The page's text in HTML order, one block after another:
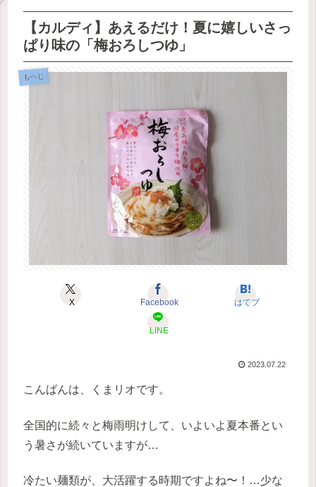
【カルディ】あえるだけ！夏に嬉しいさっ
ぱり味の「梅おろしつゆ」
もへじ
X Facebook はてブ
LINE
2023.07.22
こんばんは、くまリオです。
全国的に続々と梅雨明けして、いよいよ夏本番とい
う暑さが続いていますが…
冷たい麺類が、大活躍する時期ですよね〜！…少な